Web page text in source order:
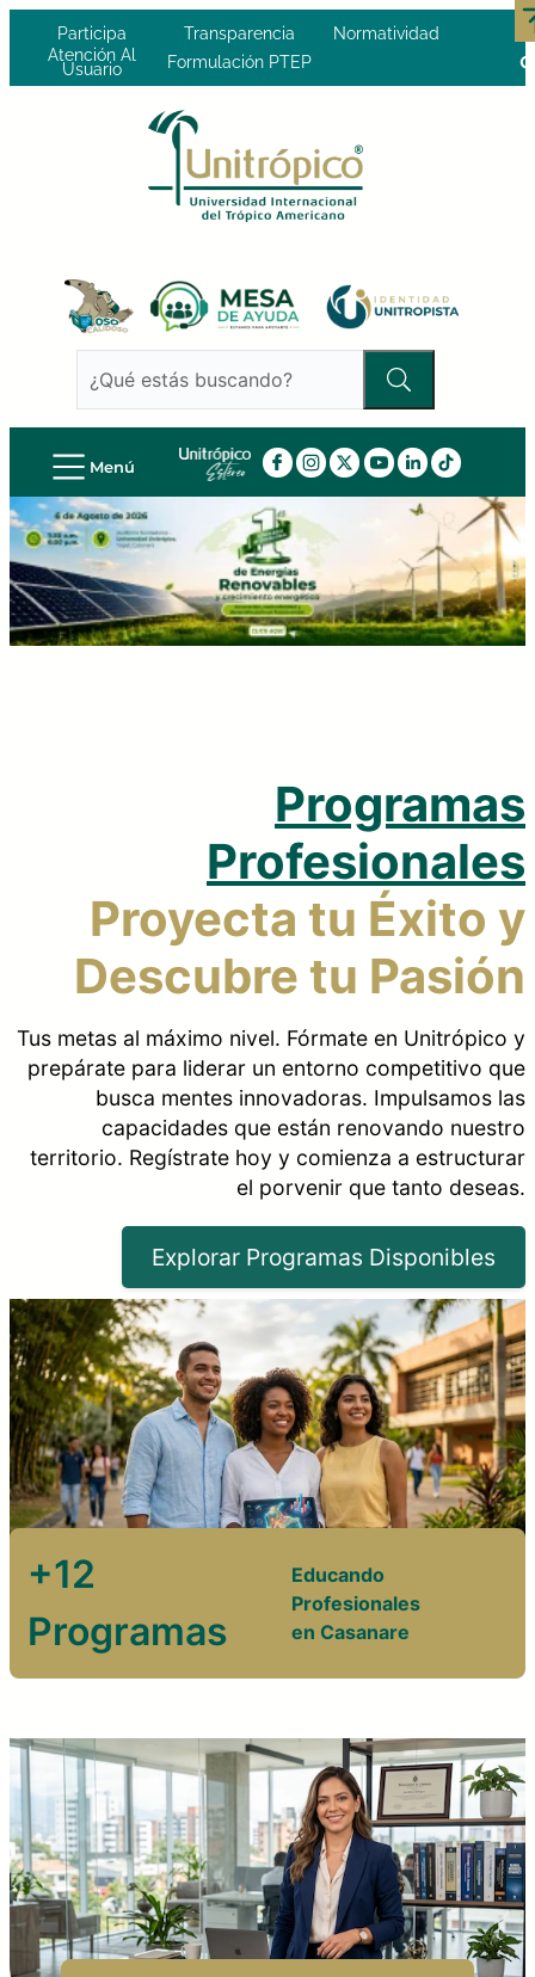
Participa Transparencia
Normatividad
Atención Al
Usuario Formulación PTEP
Menú
Programas
Profesionales
Proyecta tu Éxito y
Descubre tu Pasión
Tus metas al máximo nivel. Fórmate en Unitrópico y
prepárate para liderar un entorno competitivo que
busca mentes innovadoras. Impulsamos las
capacidades que están renovando nuestro
territorio. Regístrate hoy y comienza a estructurar
el porvenir que tanto deseas.
Explorar Programas Disponibles
+12
Programas
Educando
Profesionales
en Casanare